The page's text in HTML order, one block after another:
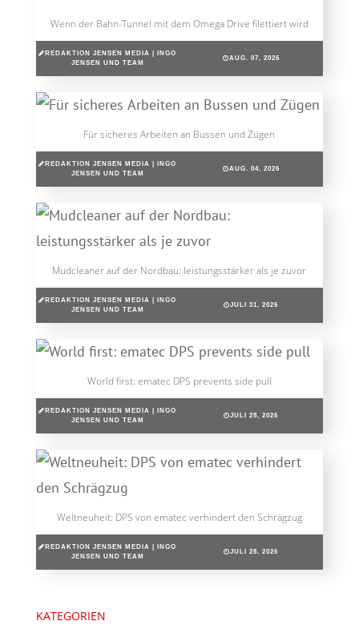
Wenn der Bahn-Tunnel mit dem Omega Drive filettiert wird
REDAKTION JENSEN MEDIA | INGO
JENSEN UND TEAM
AUG. 07, 2026
Für sicheres Arbeiten an Bussen und Zügen
REDAKTION JENSEN MEDIA | INGO
JENSEN UND TEAM
AUG. 04, 2026
Mudcleaner auf der Nordbau: leistungsstärker als je zuvor
REDAKTION JENSEN MEDIA | INGO
JENSEN UND TEAM
JULI 31, 2026
World first: ematec DPS prevents side pull
REDAKTION JENSEN MEDIA | INGO
JENSEN UND TEAM
JULI 28, 2026
Weltneuheit: DPS von ematec verhindert den Schrägzug
REDAKTION JENSEN MEDIA | INGO
JENSEN UND TEAM
JULI 28, 2026
KATEGORIEN